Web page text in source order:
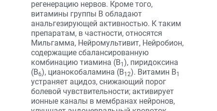
регенерацию нервов. Кроме того,
витамины группы B обладают
анальгезирующей активностью. К таким
препаратам, в частности, относятся
Мильгам­ма, Нейромультивит, Нейробион,
содержащие сбалансированную
комбинацию тиамина (B1 ), пиридоксина
(B6), цианокобаламина (B12). Витамин B1
устраняет ацидоз, снижающий порог
болевой чувствительности; активирует
ионные каналы в мембранах нейронов,